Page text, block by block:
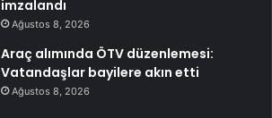
imzalandı
Ağustos 8, 2026
Araç alımında ÖTV düzenlemesi:
Vatandaşlar bayilere akın etti
Ağustos 8, 2026